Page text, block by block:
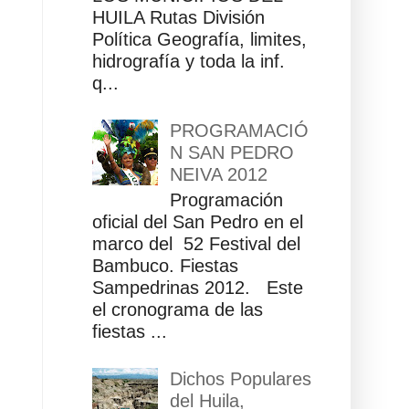
HUILA Rutas División
Política Geografía, limites,
hidrografía y toda la inf.
q...
PROGRAMACIÓ
N SAN PEDRO
NEIVA 2012
Programación
oficial del San Pedro en el
marco del 52 Festival del
Bambuco. Fiestas
Sampedrinas 2012. Este
el cronograma de las
fiestas ...
Dichos Populares
del Huila,